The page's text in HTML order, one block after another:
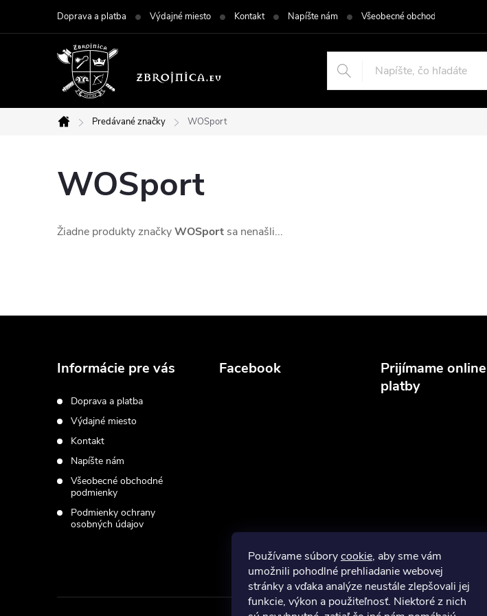
Používame súborycookie, aby sme vám
umožnili pohodlné prehliadanie webovej
stránky a vďaka analýze neustále zlepšovali jej
funkcie, výkon a použiteľnosť. Niektoré z nich
Doprava a platba Výdajné miesto Kontakt Napíšte nám Všeobecné obchodné podmienky
Domov
Predávané značky WOSport
WOSport
Žiadne produkty značkyWOSport sa nenašli...
Informácie pre vás
Doprava a platba
Výdajné miesto
Kontakt
Napíšte nám
Všeobecné obchodné
podmienky
Podmienky ochrany
osobných údajov
Facebook
Prijímame online
platby